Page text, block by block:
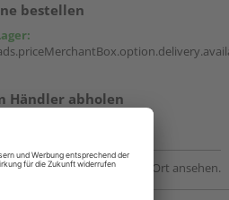
bestellen
Händler abholen
in der Ausstellung - vor Ort ansehen.